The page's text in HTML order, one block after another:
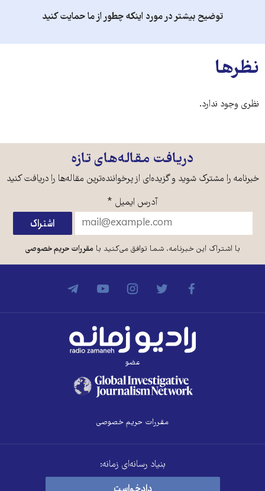
توضیح بیشتر در مورد اینکه چطور از ما حمایت کنید
نظرها
نظری وجود ندارد.
دریافت مقاله‌های تازه
خبرنامه را مشترک شوید و گزیده‌ای از پرخواننده‌ترین مقاله‌ها را دریافت کنید
آدرس ایمیل *
با اشتراک این خبرنامه، شما توافق می‌کنید بامقررات حریم خصوصی
عضو
مقررات حریم خصوصی
بنیاد رسانه‌ای زمانه: